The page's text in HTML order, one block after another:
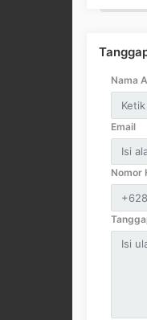
Nama
Email
Nomor